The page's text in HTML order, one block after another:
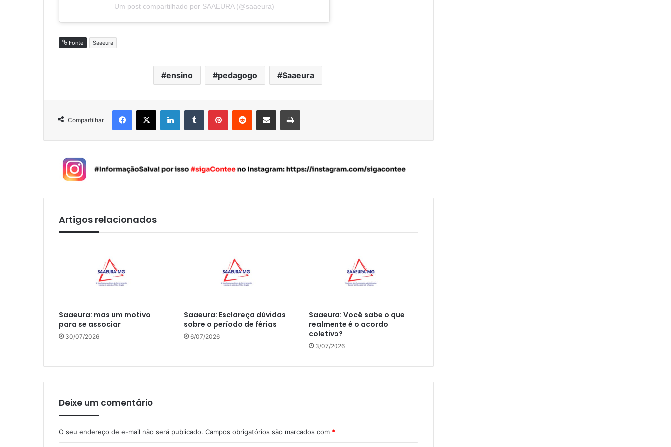
Um post compartilhado por SAAEURA (@saaeura)
Fonte Saaeura
ensino pedagogo Saaeura
Compartilhar
Artigos relacionados
Saaeura: mas um motivo
para se associar
30/07/2026
Saaeura: Esclareça dúvidas
sobre o período de férias
6/07/2026
Saaeura: Você sabe o que
realmente é o acordo
coletivo?
3/07/2026
Deixe um comentário
O seu endereço de e-mail não será publicado. Campos obrigatórios são marcados com *